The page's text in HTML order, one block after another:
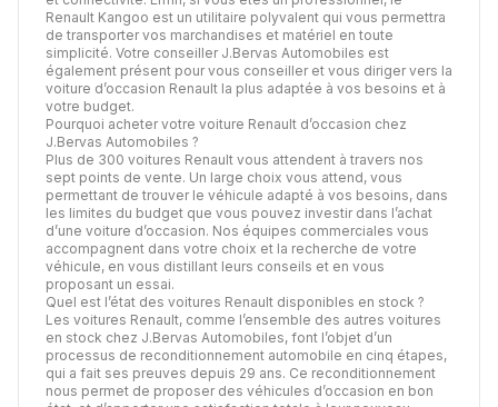
Renault Kangoo est un utilitaire polyvalent qui vous permettra
de transporter vos marchandises et matériel en toute
simplicité. Votre conseiller J.Bervas Automobiles est
également présent pour vous conseiller et vous diriger vers la
voiture d’occasion Renault la plus adaptée à vos besoins et à
votre budget.
Pourquoi acheter votre voiture Renault d’occasion chez
J.Bervas Automobiles ?
Plus de 300 voitures Renault vous attendent à travers nos
sept points de vente. Un large choix vous attend, vous
permettant de trouver le véhicule adapté à vos besoins, dans
les limites du budget que vous pouvez investir dans l’achat
d’une voiture d’occasion. Nos équipes commerciales vous
accompagnent dans votre choix et la recherche de votre
véhicule, en vous distillant leurs conseils et en vous
proposant un essai.
Quel est l’état des voitures Renault disponibles en stock ?
Les voitures Renault, comme l’ensemble des autres voitures
en stock chez J.Bervas Automobiles, font l’objet d’un
processus de reconditionnement automobile en cinq étapes,
qui a fait ses preuves depuis 29 ans. Ce reconditionnement
nous permet de proposer des véhicules d’occasion en bon